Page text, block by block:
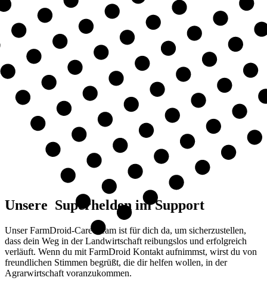
Unsere Superhelden im Support
Unser FarmDroid-Care-Team ist für dich da, um sicherzustellen,
dass dein Weg in der Landwirtschaft reibungslos und erfolgreich
verläuft. Wenn du mit FarmDroid Kontakt aufnimmst, wirst du von
freundlichen Stimmen begrüßt, die dir helfen wollen, in der
Agrarwirtschaft voranzukommen.